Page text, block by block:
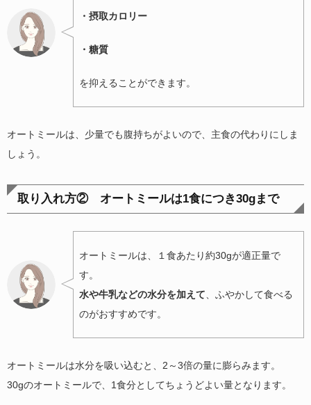
・摂取カロリー
・糖質
を抑えることができます。
オートミールは、少量でも腹持ちがよいので、主食の代わりにしま
しょう。
取り入れ方② オートミールは1食につき30gまで
オートミールは、１食あたり約30gが適正量で
す。
水や牛乳などの水分を加えて、ふやかして食べる
のがおすすめです。
オートミールは水分を吸い込むと、2～3倍の量に膨らみます。
30gのオートミールで、1食分としてちょうどよい量となります。